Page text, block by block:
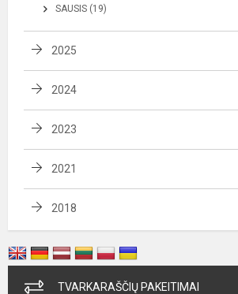
SAUSIS (19)
2025
2024
2023
2021
2018
TVARKARAŠČIŲ PAKEITIMAI